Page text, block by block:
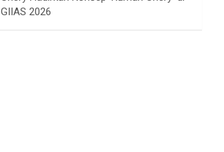
GIIAS 2026